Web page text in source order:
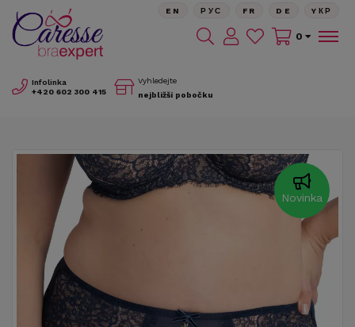
Infolinka
+420 602 300 415
Vyhledejte
nejbližší pobočku
EN РУС FR DE YКР
0
Novinka